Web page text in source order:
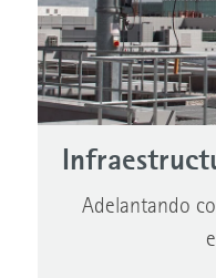
Adelantando